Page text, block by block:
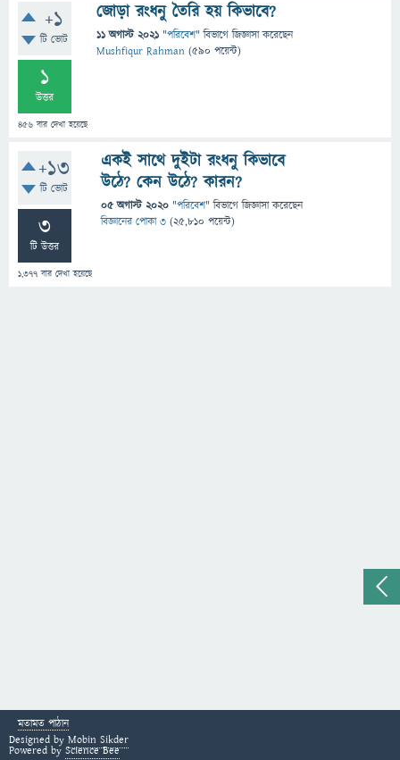
+1
টি ভোট
1
উত্তর
456 বার দেখা হয়েছে
জোড়া রংধনু তৈরি হয় কিভাবে?
11 অগাস্ট 2021 "পরিবেশ" বিভাগে জিজ্ঞাসাকরেছেন
Mushfiqur Rahman (590 পয়েন্ট)
+13
টি ভোট
3
টি উত্তর
1,377 বার দেখা হয়েছে
একই সাথে দুইটা রংধনু কিভাবে
উঠে? কেন উঠে? কারন?
05 অগাস্ট 2020 "পরিবেশ" বিভাগে জিজ্ঞাসাকরেছেন
বিজ্ঞানের পোকা ৩ (25,810 পয়েন্ট)
মতামত পাঠান
Designed by Mobin Sikder
Powered by Science Bee